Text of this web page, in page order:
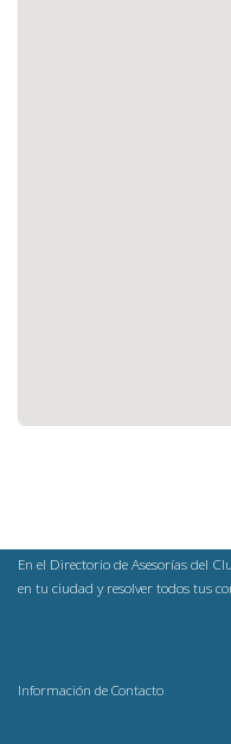
En el Directorio de Asesorías del
en tu ciudad y resolver todos tus
Información de Contacto